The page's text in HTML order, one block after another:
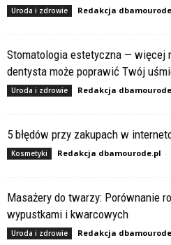
Uroda i zdrowie Redakcja
Stomatologia estetyczna — więcej
dentysta może poprawić Twój
Uroda i zdrowie Redakcja
5 błędów przy zakupach w
Kosmetyki Redakcja dbamourode.pl -
Masażery do twarzy: Porównanie
wypustkami i kwarcowych
Uroda i zdrowie Redakcja